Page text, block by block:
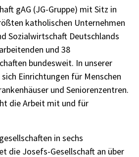
gAG (JG-Gruppe) mit Sitz in
katholischen Unternehmen
Sozialwirtschaft Deutschlands
und 38
bundesweit. In unserer
Einrichtungen für Menschen
und Seniorenzentren.
die Arbeit mit und für
in sechs
die Josefs-Gesellschaft an über